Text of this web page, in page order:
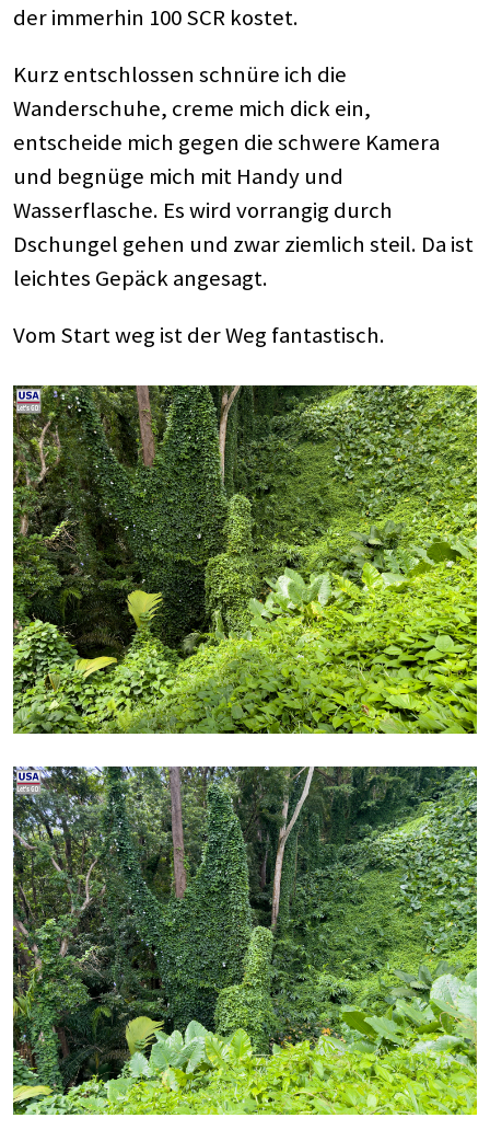
der immerhin 100 SCR kostet.
Kurz entschlossen schnüre ich die
Wanderschuhe, creme mich dick ein,
entscheide mich gegen die schwere Kamera
und begnüge mich mit Handy und
Wasserflasche. Es wird vorrangig durch
Dschungel gehen und zwar ziemlich steil. Da ist
leichtes Gepäck angesagt.
Vom Start weg ist der Weg fantastisch.